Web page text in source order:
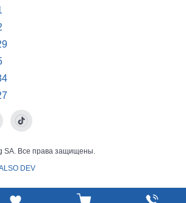
SA. Все права защищены.
DEV